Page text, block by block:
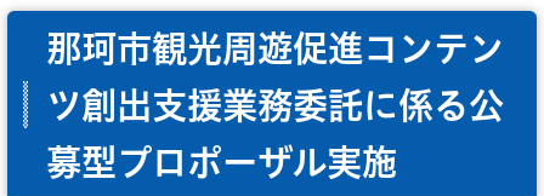
那珂市観光周遊促進コンテン
ツ創出支援業務委託に係る公
募型プロポーザル実施